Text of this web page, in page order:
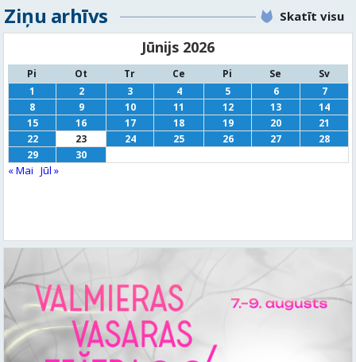
Sludinājumi
Reklāmraksti
Ziņu arhīvs Skatīt visu
Jūnijs 2026
Pi Ot Tr Ce Pi Se
Sv
1
2 3 4 5 6
7
8
9 10 11 12 13
14
15
16 17 18 19 20
21
22
23 24 25 26 27
28
29
30
« Mai Jūl »